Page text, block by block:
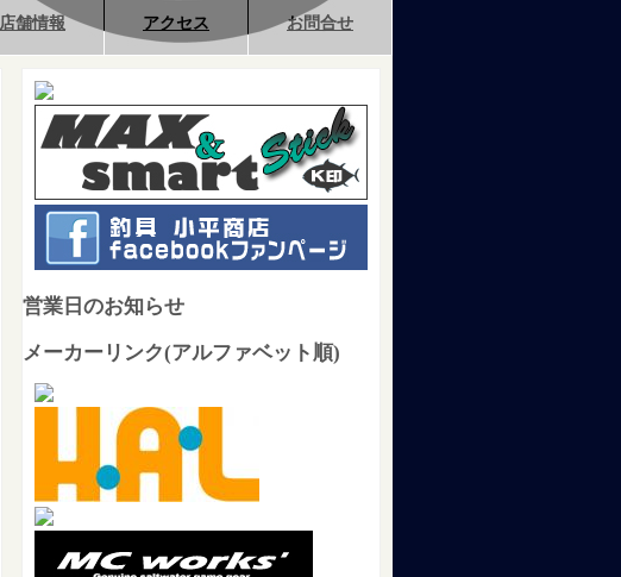
店舗情報 アクセス お問合せ
営業日のお知らせ
メーカーリンク(アルファベット順)